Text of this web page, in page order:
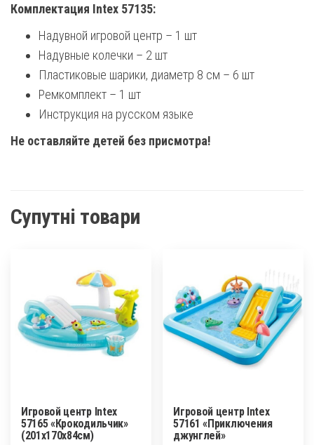
Комплектация Intex 57135:
Надувной игровой центр – 1 шт
Надувные колечки – 2 шт
Пластиковые шарики, диаметр 8 см – 6 шт
Ремкомплект – 1 шт
Инструкция на русском языке
Не оставляйте детей без присмотра!
Супутні товари
Игровой центр Intex
57165 «Крокодильчик»
(201х170х84см)
Игровой центр Intex
57161 «Приключения
джунглей»